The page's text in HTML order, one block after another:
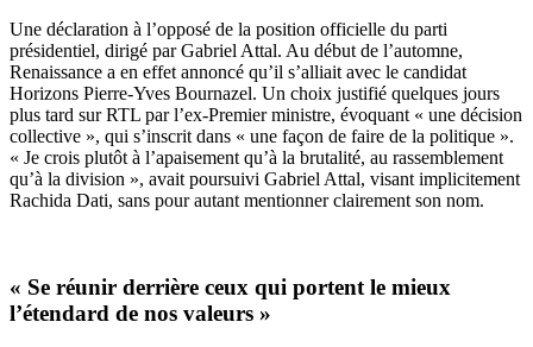
Une déclaration à l’opposé de la position officielle du parti
présidentiel, dirigé par Gabriel Attal. Au début de l’automne,
Renaissance a en effet annoncé qu’il s’alliait avec le candidat
Horizons Pierre-Yves Bournazel. Un choix justifié quelques jours
plus tard sur RTL par l’ex-Premier ministre, évoquant « une décision
collective », qui s’inscrit dans « une façon de faire de la politique ».
« Je crois plutôt à l’apaisement qu’à la brutalité, au rassemblement
qu’à la division », avait poursuivi Gabriel Attal, visant implicitement
Rachida Dati, sans pour autant mentionner clairement son nom.
« Se réunir derrière ceux qui portent le mieux
l’étendard de nos valeurs »